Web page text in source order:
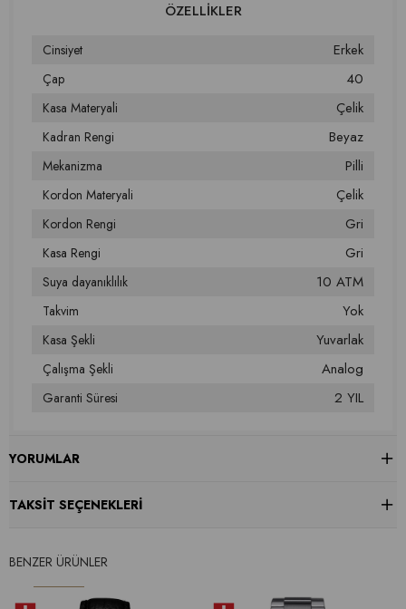
Cinsiyet Erkek
Çap 40
Kasa Materyali Çelik
Kadran Rengi Beyaz
Mekanizma Pilli
Kordon Materyali Çelik
Kordon Rengi Gri
Kasa Rengi Gri
Suya dayanıklılık 10 ATM
Takvim Yok
Kasa Şekli Yuvarlak
Çalışma Şekli Analog
Garanti Süresi 2 YIL
YORUMLAR
TAKSIT SEÇENEKLERI
BENZER ÜRÜNLER